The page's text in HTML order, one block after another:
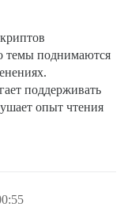
темы поднимаются
поддерживать
опыт чтения